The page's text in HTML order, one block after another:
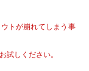
トが崩れてしまう事
試しください。